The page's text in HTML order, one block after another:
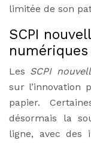
limitée de son
SCPI
Les SCPI
sur l’innovation
papier.
désormais la
ligne, avec des